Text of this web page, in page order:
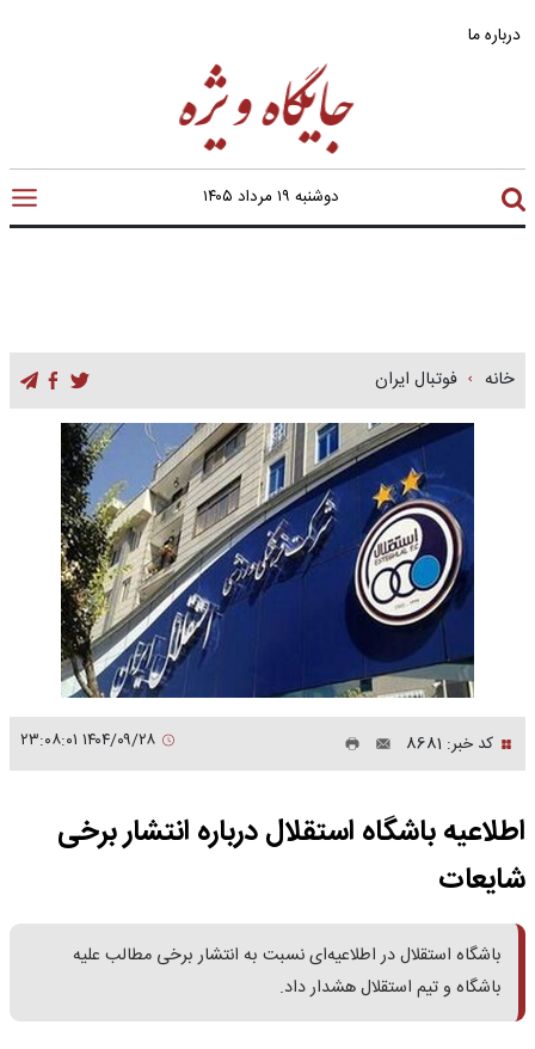
درباره ما
دوشنبه ۱۹ مرداد ۱۴۰۵
خانه فوتبال ایران
کد خبر: 8681
اطلاعیه باشگاه استقلال درباره انتشار برخی
شایعات
باشگاه استقلال در اطلاعیه‌ای نسبت به انتشار برخی مطالب علیه
باشگاه و تیم استقلال هشدار داد.